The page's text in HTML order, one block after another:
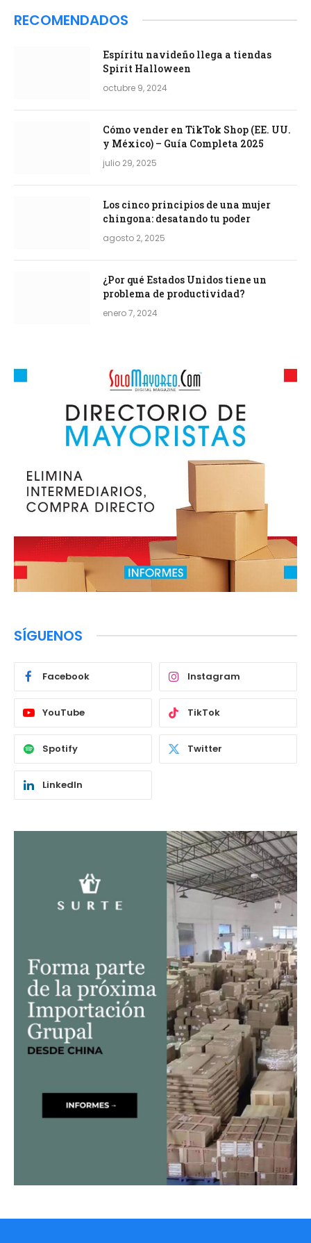
RECOMENDADOS
Espíritu navideño llega a tiendas
Spirit Halloween
octubre 9, 2024
Cómo vender en TikTok Shop (EE. UU.
y México) – Guía Completa 2025
julio 29, 2025
Los cinco principios de una mujer
chingona: desatando tu poder
agosto 2, 2025
¿Por qué Estados Unidos tiene un
problema de productividad?
enero 7, 2024
SÍGUENOS
Facebook Instagram
YouTube TikTok
Spotify Twitter
LinkedIn